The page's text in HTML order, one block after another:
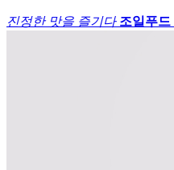
진정한맛을 즐기다 조일푸드